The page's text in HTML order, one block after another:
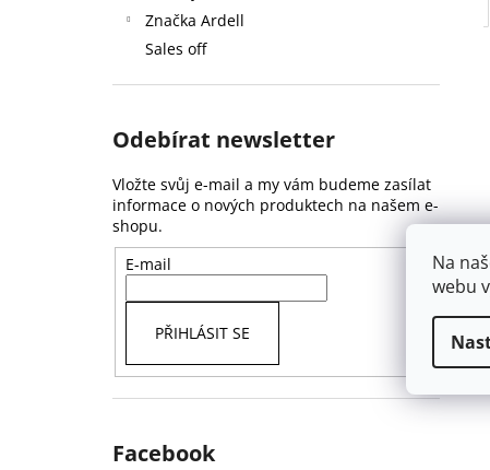
Na
webu
Značka Ardell
Sales off
Odebírat newsletter
Vložte svůj e-mail a my vám budeme zasílat
informace o nových produktech na našem e-
shopu.
E-mail
PŘIHLÁSIT SE
Facebook